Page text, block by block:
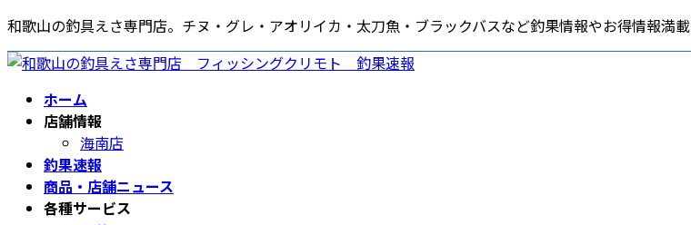
コ
ン
テ
ナ
ビ
ゲ
和歌山の釣具えさ専門店。チヌ・グレ・アオリイカ・太刀魚・ブラックバスなど釣果情報やお得情報満載
ホーム
店舗情報
海南店
釣果速報
商品・店舗ニュース
各種サービス